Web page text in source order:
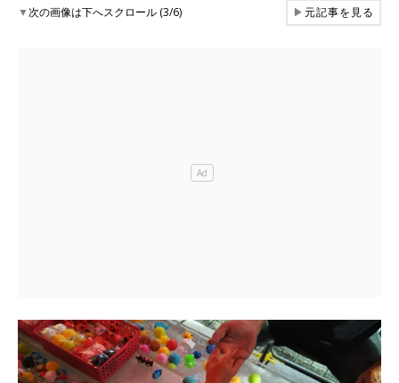
▼次の画像は下へスクロール (3/6) ▶元記事を見る